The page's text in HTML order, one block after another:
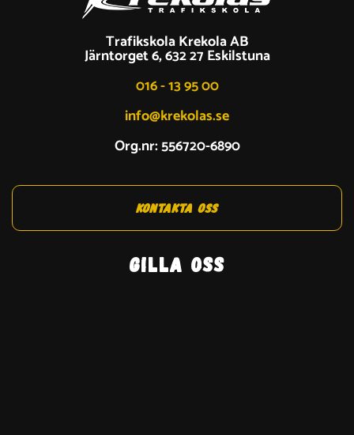
Trafikskola Krekola AB
Järntorget 6, 632 27 Eskilstuna
016 - 13 95 00
info@krekolas.se
Org.nr: 556720-6890
KONTAKTA OSS
Gilla oss